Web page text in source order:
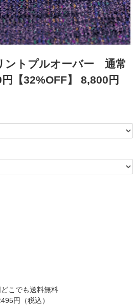
ントプルオーバー 通常
【32%OFF】
8,800円
こでも送料無料
円（税込）